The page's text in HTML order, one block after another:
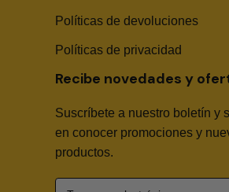
Políticas de devoluciones
Políticas de privacidad
Recibe novedades y
Suscríbete a nuestro boletín y
en conocer promociones y
productos.
🤖
¿Necesitas asesoría técnica, fichas en